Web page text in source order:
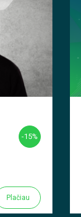
-15%
Plačiau